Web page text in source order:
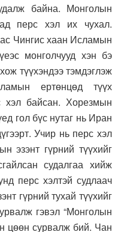
байна. Монголын
перс хэл их чухал.
Чингис хаан Исламын
монголчууд хэн бэ
түүхэндээ тэмдэглэж
ертөнцөд түүх
хэл байсан. Хорезмын
гол бүс нутаг нь Иран
Учир нь перс хэл
эзэнт гүрний түүхийг
судалгаа хийж
перс хэлтэй судлаач
гүрний тухай түүхийг
гэвэл “Монголын
цөөн сурвалж бий. Чан